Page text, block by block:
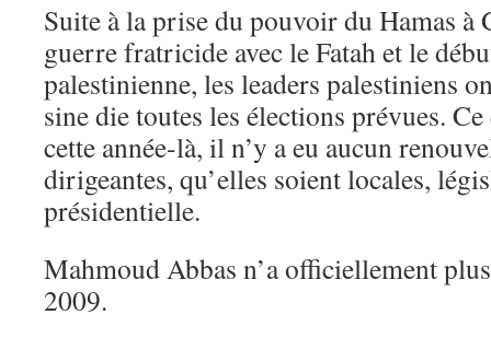
Suite à la prise du pouvoir du Hamas à
guerre fratricide avec le Fatah et le
palestinienne, les leaders palestiniens
sine die toutes les élections prévues.
cette année-là, il n’y a eu aucun
dirigeantes, qu’elles soient locales,
présidentielle.
Mahmoud Abbas n’a officiellement
2009.